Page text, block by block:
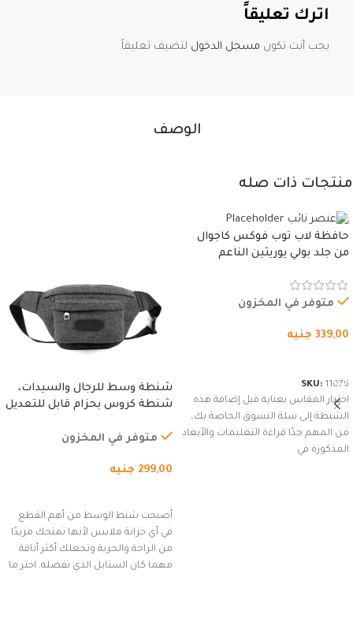
الوصف
اترك تعليقاً
يجب أنت تكون مسجل الدخول لتضيف تعليقاً.
منتجات ذات صله
حافظة لاب توب فوكس كاجوال
من جلد بولي يوريثين الناعم
وسوستة.
متوفر في المخزون
339,00 جنيه
SKU: 11076
اختيار المقاس بعناية قبل إضافة هذه
الشنطة إلى سلة التسوق الخاصة بك،
من المهم جدًا قراءة التعليمات والأبعاد
المذكورة في
شنطة وسط للرجال والسيدات،
شنطة كروس بحزام قابل للتعديل
السفر، الجري العادي، المشي
(رمادي)
متوفر في المخزون
299,00 جنيه
أصبحت شنط الوسط من أهم القطع
في أي خزانة ملابس لأنها تمنحك مزيدًا
من الراحة والحرية وتجعلك أكثر أناقة
مهما كان الستايل الذي تفضله. اختر ما